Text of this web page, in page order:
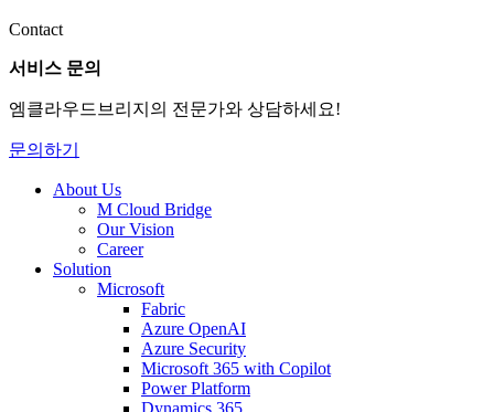
Contact
서비스 문의
엠클라우드브리지의 전문가와 상담하세요!
문의하기
About Us
M Cloud Bridge
Our Vision
Career
Solution
Microsoft
Fabric
Azure OpenAI
Azure Security
Microsoft 365 with Copilot
Power Platform
Dynamics 365